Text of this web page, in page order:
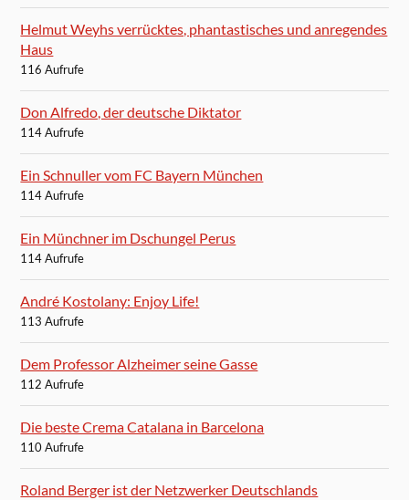
Helmut Weyhs verrücktes, phantastisches und anregendes
Haus
116 Aufrufe
Don Alfredo, der deutsche Diktator
114 Aufrufe
Ein Schnuller vom FC Bayern München
114 Aufrufe
Ein Münchner im Dschungel Perus
114 Aufrufe
André Kostolany: Enjoy Life!
113 Aufrufe
Dem Professor Alzheimer seine Gasse
112 Aufrufe
Die beste Crema Catalana in Barcelona
110 Aufrufe
Roland Berger ist der Netzwerker Deutschlands